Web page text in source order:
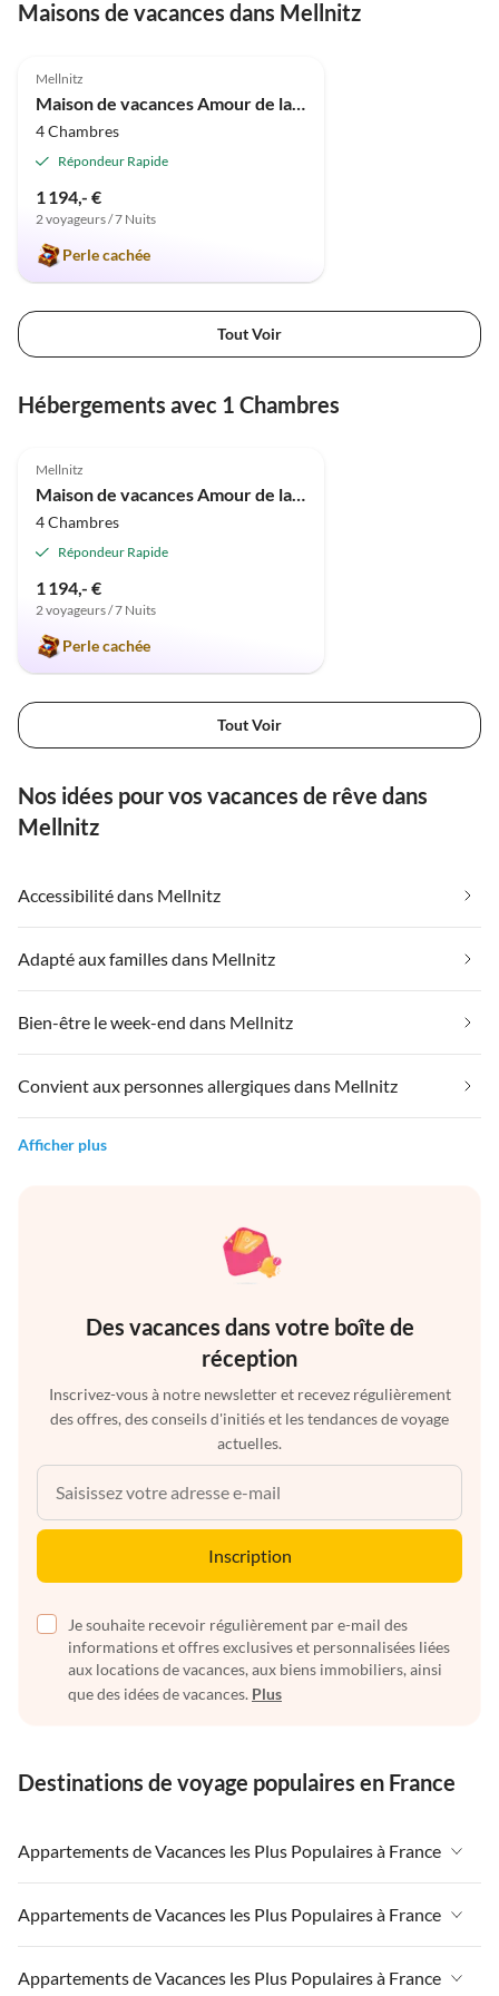
Maisons de vacances dans Mellnitz
Mellnitz
Maison de vacances Amour de la campagne sous le chaume à Rügen
4 Chambres
Répondeur Rapide
1 194,- €
2 voyageurs / 7 Nuits
Perle cachée
Tout Voir
Hébergements avec 1 Chambres
Mellnitz
Maison de vacances Amour de la campagne sous le chaume à Rügen
4 Chambres
Répondeur Rapide
1 194,- €
2 voyageurs / 7 Nuits
Perle cachée
Tout Voir
Nos idées pour vos vacances de rêve dans
Mellnitz
Accessibilité dans Mellnitz
Adapté aux familles dans Mellnitz
Bien-être le week-end dans Mellnitz
Convient aux personnes allergiques dans Mellnitz
Afficher plus
Des vacances dans votre boîte de
réception
Inscrivez-vous à notre newsletter et recevez régulièrement
des offres, des conseils d'initiés et les tendances de voyage
actuelles.
Inscription
Je souhaite recevoir régulièrement par e-mail des
informations et offres exclusives et personnalisées liées
aux locations de vacances, aux biens immobiliers, ainsi
que des idées de vacances. Plus
Destinations de voyage populaires en France
Appartements de Vacances les Plus Populaires à France
Appartements de Vacances à France
Appartements de Vacances à Paris-Ile de France
Appartements de Vacances à Paris
Appartements de Vacances les Plus Populaires à France
Appartements de Vacances à France
Appartements de Vacances les Plus Populaires à France